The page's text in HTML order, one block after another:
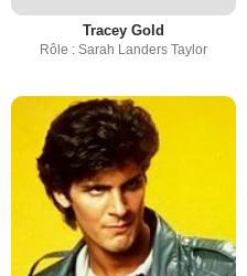
Tracey Gold
Rôle : Sarah Landers Taylor